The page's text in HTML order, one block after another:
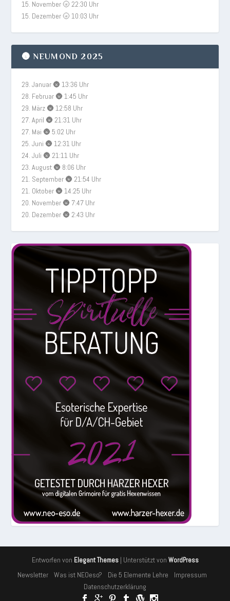
15. November 🌝 22:30 Uhr
15. Dezember 🌝 10:03 Uhr
🌚 NEUMOND 2025
29. Januar 🌚 13:36 Uhr
28. Februar 🌚 1:45 Uhr
29. März 🌚 12:58 Uhr
27. April 🌚 21:31 Uhr
27. Mai 🌚 5:02 Uhr
25. Juni 🌚 12:31 Uhr
24. Juli 🌚 21:11 Uhr
23. August 🌚 8:06 Uhr
21. September 🌚 21:54 Uhr
21. Oktober 🌚 14:25 Uhr
20. November 🌚 7:47 Uhr
20. Dezember 🌚 2:43 Uhr
Entworfen von Elegant Themes| Unterstützt von WordPress
Newsletter Was ist NEOeso? Die 5 Elemente Lehre
Impressum
Datenschutzerklärung